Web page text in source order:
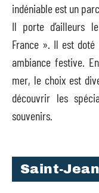
indéniable est un
Il porte d’ailleurs
France ». Il est doté
ambiance festive.
mer, le choix est
découvrir les
souvenirs.
Saint-